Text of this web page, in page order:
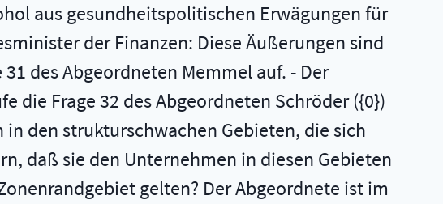
aus gesundheitspolitischen Erwägungen für
der Finanzen: Diese Äußerungen sind
des Abgeordneten Memmel auf. - Der
die Frage 32 des Abgeordneten Schröder ({0})
den strukturschwachen Gebieten, die sich
daß sie den Unternehmen in diesen Gebieten
gelten? Der Abgeordnete ist im